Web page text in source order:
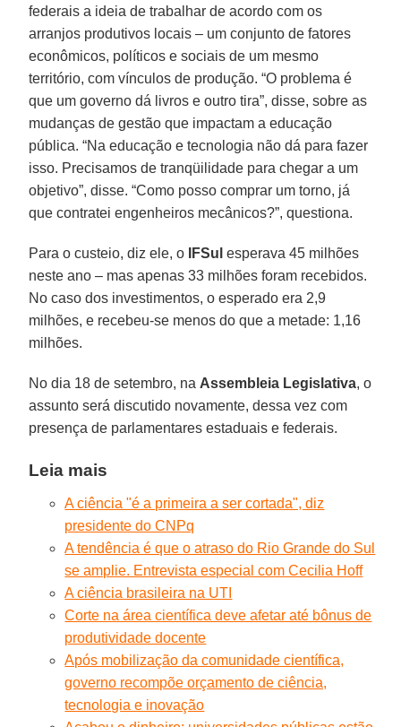
federais a ideia de trabalhar de acordo com os
arranjos produtivos locais – um conjunto de fatores
econômicos, políticos e sociais de um mesmo
território, com vínculos de produção. “O problema é
que um governo dá livros e outro tira”, disse, sobre as
mudanças de gestão que impactam a educação
pública. “Na educação e tecnologia não dá para fazer
isso. Precisamos de tranqüilidade para chegar a um
objetivo”, disse. “Como posso comprar um torno, já
que contratei engenheiros mecânicos?”, questiona.
Para o custeio, diz ele, o IFSul esperava 45 milhões
neste ano – mas apenas 33 milhões foram recebidos.
No caso dos investimentos, o esperado era 2,9
milhões, e recebeu-se menos do que a metade: 1,16
milhões.
No dia 18 de setembro, na Assembleia Legislativa, o
assunto será discutido novamente, dessa vez com
presença de parlamentares estaduais e federais.
Leia mais
A ciência "é a primeira a ser cortada", diz
presidente do CNPq
A tendência é que o atraso do Rio Grande do Sul
se amplie. Entrevista especial com Cecilia Hoff
A ciência brasileira na UTI
Corte na área científica deve afetar até bônus de
produtividade docente
Após mobilização da comunidade científica,
governo recompõe orçamento de ciência,
tecnologia e inovação